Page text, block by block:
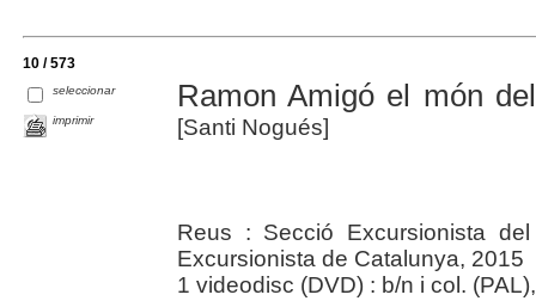
10 / 573
seleccionar
imprimir
Ramon Amigó el món
[Santi Nogués]
Reus : Secció Excursionista
Excursionista de Catalunya, 2015
1 videodisc (DVD) : b/n i col.